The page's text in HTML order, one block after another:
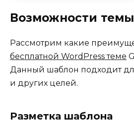
Возможности темы
Рассмотрим какие
бесплатной WordPress теме
Данный шаблон подходит
и других целей.
Разметка шаблона